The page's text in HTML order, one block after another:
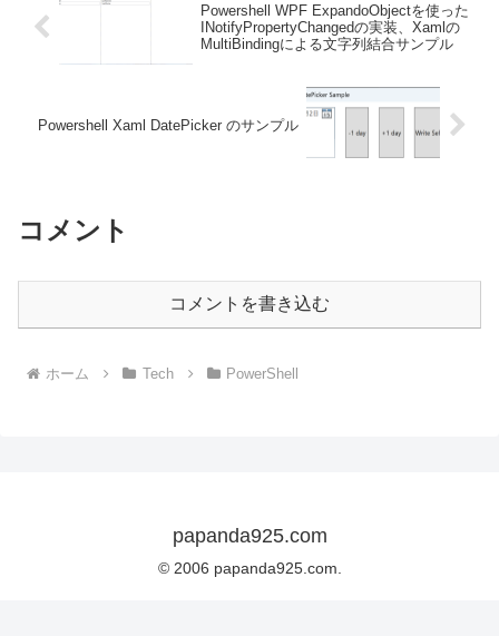
Powershell WPF ExpandoObjectを使った
INotifyPropertyChangedの実装、Xamlの
MultiBindingによる文字列結合サンプル
Powershell Xaml DatePicker のサンプル
コメント
コメントを書き込む
ホーム Tech PowerShell
papanda925.com
© 2006 papanda925.com.